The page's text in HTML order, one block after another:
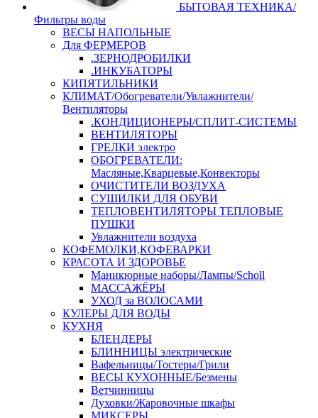
БЫТОВАЯ ТЕХНИКА/
Фильтры воды
ВЕСЫ НАПОЛЬНЫЕ
Для ФЕРМЕРОВ
.ЗЕРНОДРОБИЛКИ
.ИНКУБАТОРЫ
КИПЯТИЛЬНИКИ
КЛИМАТ/Обогреватели/Увлажнители/
Вентиляторы
.КОНДИЦИОНЕРЫ/СПЛИТ-СИСТЕМЫ
ВЕНТИЛЯТОРЫ
ГРЕЛКИ электро
ОБОГРЕВАТЕЛИ:
Масляные,Кварцевые,Конвекторы
ОЧИСТИТЕЛИ ВОЗДУХА
СУШИЛКИ ДЛЯ ОБУВИ
ТЕПЛОВЕНТИЛЯТОРЫ ТЕПЛОВЫЕ
ПУШКИ
Увлажнители воздуха
КОФЕМОЛКИ,КОФЕВАРКИ
КРАСОТА И ЗДОРОВЬЕ
Маникюрные наборы/Лампы/Scholl
МАССАЖЁРЫ
УХОД за ВОЛОСАМИ
КУЛЕРЫ ДЛЯ ВОДЫ
КУХНЯ
БЛЕНДЕРЫ
БЛИННИЦЫ электрические
Вафельницы/Тостеры/Грили
ВЕСЫ КУХОННЫЕ/Безмены
Ветчинницы
Духовки/Жаровочные шкафы
МИКСЕРЫ